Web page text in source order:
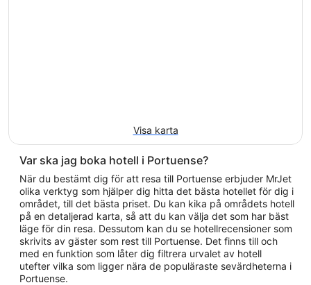
Visa karta
Var ska jag boka hotell i Portuense?
När du bestämt dig för att resa till Portuense erbjuder MrJet
olika verktyg som hjälper dig hitta det bästa hotellet för dig i
området, till det bästa priset. Du kan kika på områdets hotell
på en detaljerad karta, så att du kan välja det som har bäst
läge för din resa. Dessutom kan du se hotellrecensioner som
skrivits av gäster som rest till Portuense. Det finns till och
med en funktion som låter dig filtrera urvalet av hotell
utefter vilka som ligger nära de populäraste sevärdheterna i
Portuense.